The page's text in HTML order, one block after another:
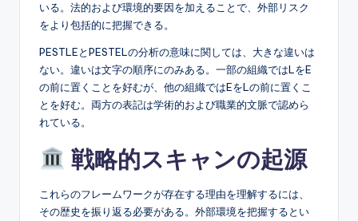
いる。法的および環境的要因を加えることで、外部リスク
をより包括的に把握できる。
PESTLEとPESTELの分析の意味に関しては、大きな違いは
ない。違いは文字の順序にのみある。一部の組織ではLをE
の前に置くことを好むが、他の組織ではEをLの前に置くこ
とを好む。両方の表記は学術的および職業的文脈で認めら
れている。
戦略的スキャンの起源
これらのフレームワークが存在する理由を理解するには、
その歴史を振り返る必要がある。外部環境を把握するとい